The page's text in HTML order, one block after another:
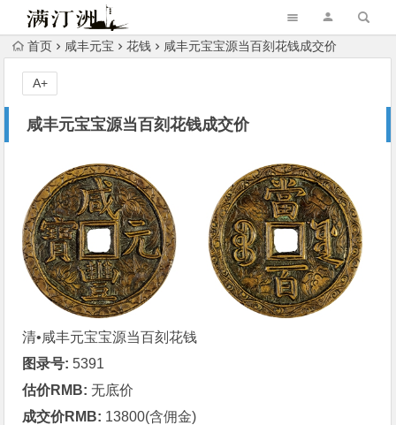
首页 咸丰元宝 花钱 咸丰元宝宝源当百刻花钱成交价
咸丰元宝宝源当百刻花钱成交价
A+
清•咸丰元宝宝源当百刻花钱
图录号: 5391
估价RMB: 无底价
成交价RMB: 13800(含佣金)